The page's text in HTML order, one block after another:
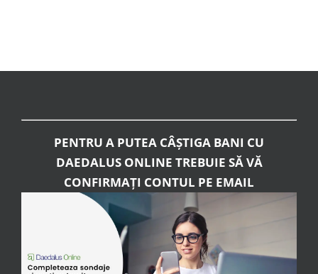
PENTRU A PUTEA CÂȘTIGA BANI CU
DAEDALUS ONLINE TREBUIE SĂ VĂ
CONFIRMAȚI CONTUL PE EMAIL